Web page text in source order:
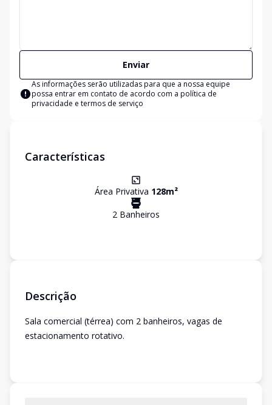
Enviar
As informações serão utilizadas para que a nossa equipe
possa entrar em contato de acordo com a política de
privacidade e termos de serviço
Características
Área Privativa 128m²
2 Banheiros
Descrição
Sala comercial (térrea) com 2 banheiros, vagas de
estacionamento rotativo.